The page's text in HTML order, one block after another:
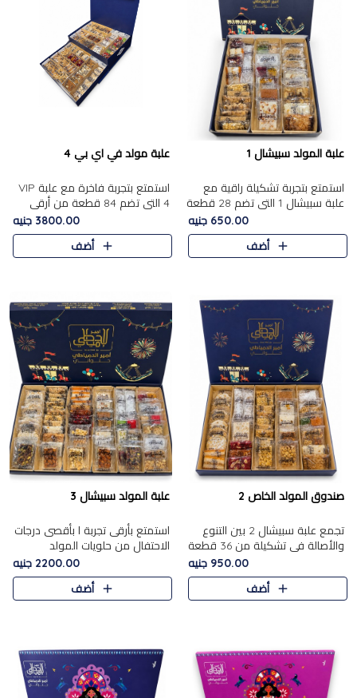
علبة المولد سبيشال 1
استمتع بتجربة تشكيلة راقية مع
علبة سبيشال 1 التي تضم 28 قطعة
من تشكيلة مختارة بعناية من أفخر
حلويات المولد المصرية الأصلية
الشرقية. تحتوي ال..
650.00 جنيه
أضف
علبة مولد في اي بي 4
استمتع بتجربة فاخرة مع علبة VIP
4 التي تضم 84 قطعة من أرقى
حلويات المولد الشرقية، في تشكيلة
غنية تجمع بين الحلويات التقليدية
والمكسرات الفاخرة. تحتوي العلبة
3800.00 جنيه
أضف
صندوق المولد الخاص 2
تجمع علبة سبيشال 2 بين التنوع
والأصالة في تشكيلة من 36 قطعة
تضم أشهر حلويات المولد الشرقية.
تحتوي العلبة على الجزرية بالفول،
والجزرية بالبن..
950.00 جنيه
أضف
علبة المولد سبيشال 3
استمتع بأرقى تجربة ا بأقصى درجات
الاحتفال من حلويات المولد
المصريه الأصيلة مع هذه الفخامة
مع علبة سبيشال 3 التي تضم 56
قطعة من تشكيلة استثن..
2200.00 جنيه
أضف